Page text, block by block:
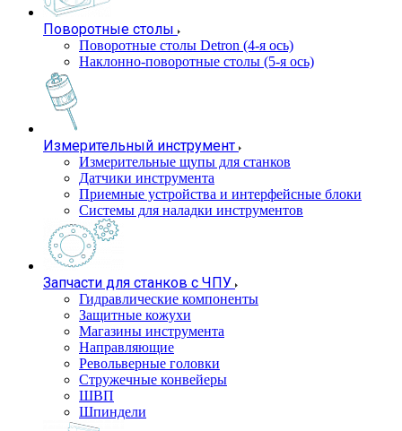
Поворотные столы
Поворотные столы Detron (4-я ось)
Наклонно-поворотные столы (5-я ось)
Измерительный инструмент
Измерительные щупы для станков
Датчики инструмента
Приемные устройства и интерфейсные блоки
Системы для наладки инструментов
Запчасти для станков с ЧПУ
Гидравлические компоненты
Защитные кожухи
Магазины инструмента
Направляющие
Револьверные головки
Стружечные конвейеры
ШВП
Шпиндели